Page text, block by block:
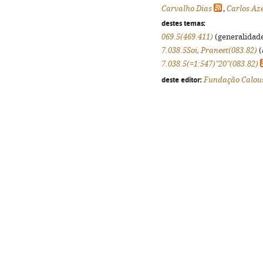
Carvalho Dias
, Carlos
destes temas:
069.5(469.411)
7.038.5Soi, Praneet(083.82)
7.038.5(=1:547)"20"(083.82)
deste editor: Fundação